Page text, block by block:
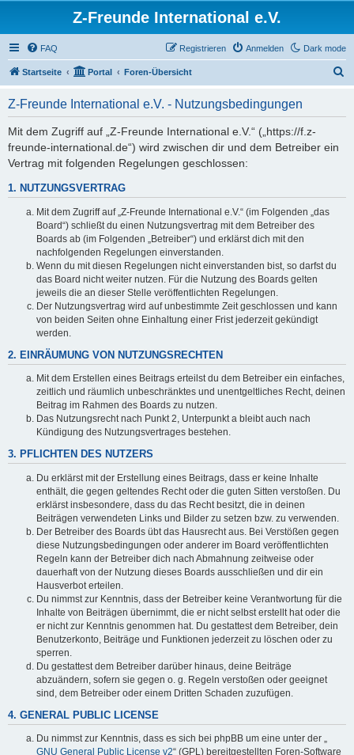
Z-Freunde International e.V.
Dark mode
FAQ Anmelden
Registrieren
Startseite Portal Foren-Übersicht
Z-Freunde International e.V. - Nutzungsbedingungen
Mit dem Zugriff auf „Z-Freunde International e.V.“ („https://f.z-
freunde-international.de“) wird zwischen dir und dem Betreiber ein
Vertrag mit folgenden Regelungen geschlossen:
1. NUTZUNGSVERTRAG
Mit dem Zugriff auf „Z-Freunde International e.V.“ (im Folgenden „das
Board“) schließt du einen Nutzungsvertrag mit dem Betreiber des
Boards ab (im Folgenden „Betreiber“) und erklärst dich mit den
nachfolgenden Regelungen einverstanden.
Wenn du mit diesen Regelungen nicht einverstanden bist, so darfst du
das Board nicht weiter nutzen. Für die Nutzung des Boards gelten
jeweils die an dieser Stelle veröffentlichten Regelungen.
Der Nutzungsvertrag wird auf unbestimmte Zeit geschlossen und kann
von beiden Seiten ohne Einhaltung einer Frist jederzeit gekündigt
werden.
2. EINRÄUMUNG VON NUTZUNGSRECHTEN
Mit dem Erstellen eines Beitrags erteilst du dem Betreiber ein einfaches,
zeitlich und räumlich unbeschränktes und unentgeltliches Recht, deinen
Beitrag im Rahmen des Boards zu nutzen.
Das Nutzungsrecht nach Punkt 2, Unterpunkt a bleibt auch nach
Kündigung des Nutzungsvertrages bestehen.
3. PFLICHTEN DES NUTZERS
Du erklärst mit der Erstellung eines Beitrags, dass er keine Inhalte
enthält, die gegen geltendes Recht oder die guten Sitten verstoßen. Du
erklärst insbesondere, dass du das Recht besitzt, die in deinen
Beiträgen verwendeten Links und Bilder zu setzen bzw. zu verwenden.
Der Betreiber des Boards übt das Hausrecht aus. Bei Verstößen gegen
diese Nutzungsbedingungen oder anderer im Board veröffentlichten
Regeln kann der Betreiber dich nach Abmahnung zeitweise oder
dauerhaft von der Nutzung dieses Boards ausschließen und dir ein
Hausverbot erteilen.
Du nimmst zur Kenntnis, dass der Betreiber keine Verantwortung für die
Inhalte von Beiträgen übernimmt, die er nicht selbst erstellt hat oder die
er nicht zur Kenntnis genommen hat. Du gestattest dem Betreiber, dein
Benutzerkonto, Beiträge und Funktionen jederzeit zu löschen oder zu
sperren.
Du gestattest dem Betreiber darüber hinaus, deine Beiträge
abzuändern, sofern sie gegen o. g. Regeln verstoßen oder geeignet
sind, dem Betreiber oder einem Dritten Schaden zuzufügen.
4. GENERAL PUBLIC LICENSE
Du nimmst zur Kenntnis, dass es sich bei phpBB um eine unter der „
GNU General Public License v2“ (GPL) bereitgestellten Foren-Software